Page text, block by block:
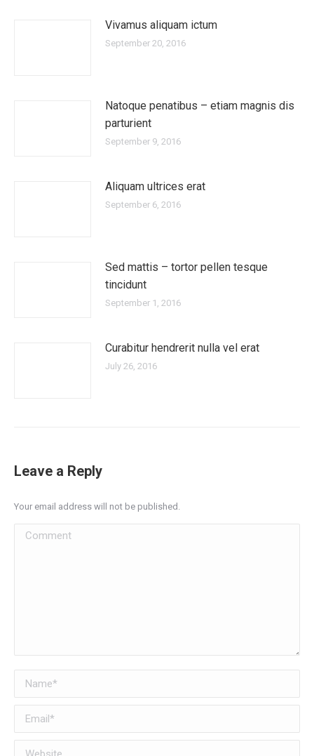
Vivamus aliquam ictum
September 20, 2016
Natoque penatibus – etiam magnis dis
parturient
September 9, 2016
Aliquam ultrices erat
September 6, 2016
Sed mattis – tortor pellen tesque
tincidunt
September 1, 2016
Curabitur hendrerit nulla vel erat
July 26, 2016
Leave a Reply
Your email address will not be published.
Comment
Name *
Email *
Website